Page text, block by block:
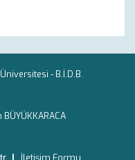
- B.İ.D.B.
| İletişim Formu